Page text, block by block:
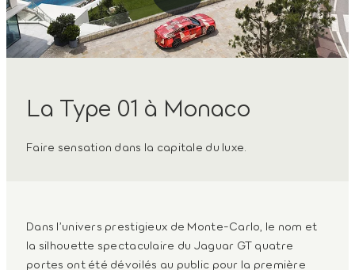
La Type 01 à Monaco
Faire sensation dans la capitale du luxe.
Dans l’univers prestigieux de Monte-Carlo, le nom et
la silhouette spectaculaire du Jaguar GT quatre
portes ont été dévoilés au public pour la première